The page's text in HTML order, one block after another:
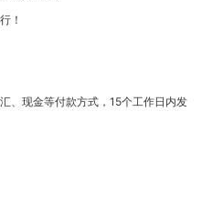
！
、现金等付款方式，15个工作日内发